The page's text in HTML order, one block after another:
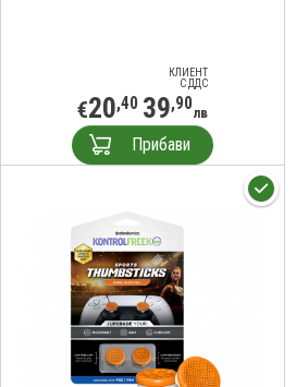
КЛИЕНТ
С ДДС
€20,40 39,90лв
Прибави